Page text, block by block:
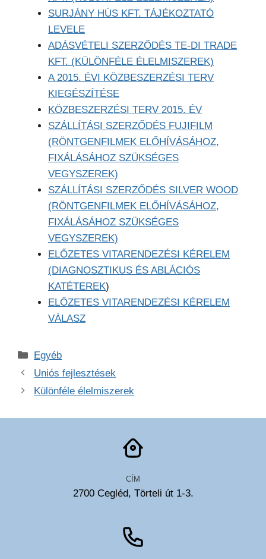
SURJÁNY HÚS KFT. TÁJÉKOZTATÓ
LEVELE
ADÁSVÉTELI SZERZŐDÉS TE-DI TRADE
KFT. (KÜLÖNFÉLE ÉLELMISZEREK)
A 2015. ÉVI KÖZBESZERZÉSI TERV
KIEGÉSZÍTÉSE
KÖZBESZERZÉSI TERV 2015. ÉV
SZÁLLÍTÁSI SZERZŐDÉS FUJIFILM
(RÖNTGENFILMEK ELŐHÍVÁSÁHOZ,
FIXÁLÁSÁHOZ SZÜKSÉGES
VEGYSZEREK)
SZÁLLÍTÁSI SZERZŐDÉS SILVER WOOD
(RÖNTGENFILMEK ELŐHÍVÁSÁHOZ,
FIXÁLÁSÁHOZ SZÜKSÉGES
VEGYSZEREK)
ELŐZETES VITARENDEZÉSI KÉRELEM
(DIAGNOSZTIKUS ÉS ABLÁCIÓS
KATÉTEREK)
ELŐZETES VITARENDEZÉSI KÉRELEM
VÁLASZ
Kategória
Egyéb
Uniós fejlesztések
Különféle élelmiszerek
CÍM
2700 Cegléd, Törteli út 1-3.